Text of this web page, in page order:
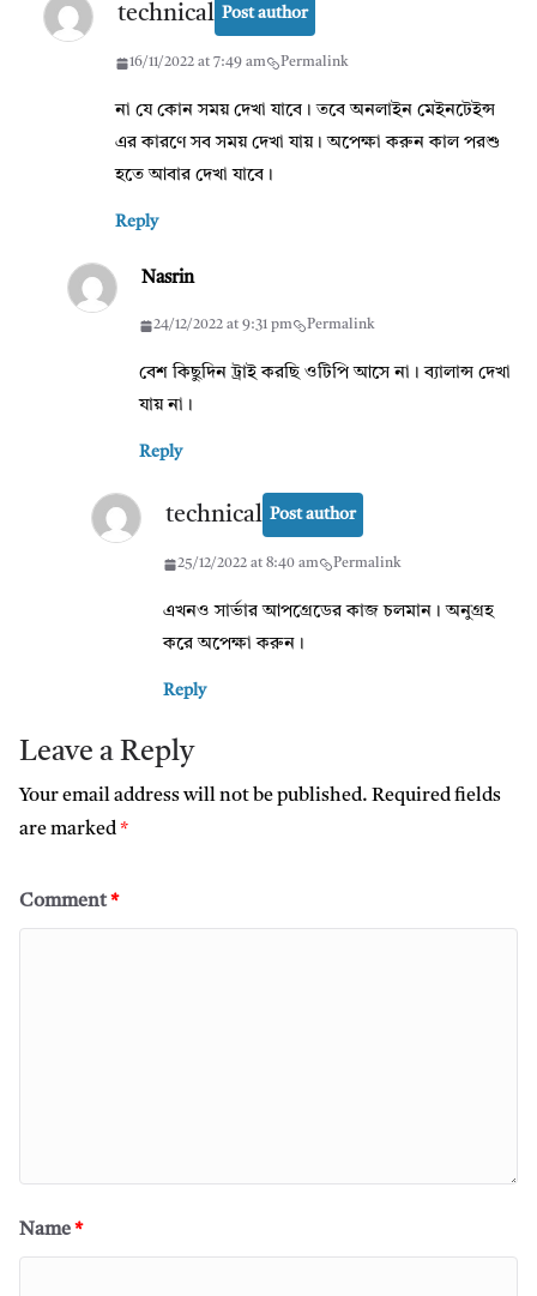
technical Post author
16/11/2022 at 7:49 am Permalink
না যে কোন সময় দেখা যাবে। তবে অনলাইন মেইনটেইন্স
এর কারণে সব সময় দেখা যায়। অপেক্ষা করুন কাল পরশু
হতে আবার দেখা যাবে।
Reply
Nasrin
24/12/2022 at 9:31 pm Permalink
বেশ কিছুদিন ট্রাই করছি ওটিপি আসে না। ব্যালান্স দেখা
যায় না।
Reply
technical Post author
25/12/2022 at 8:40 am Permalink
এখনও সার্ভার আপগ্রেডের কাজ চলমান। অনুগ্রহ
করে অপেক্ষা করুন।
Reply
Leave a Reply
Your email address will not be published. Required fields
are marked*
Comment*
Name*